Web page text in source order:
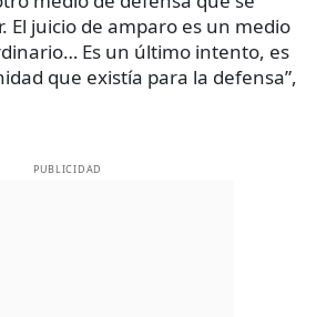
El juicio de amparo es un medio
Es un último intento, es
que existía para la defensa”,
PUBLICIDAD